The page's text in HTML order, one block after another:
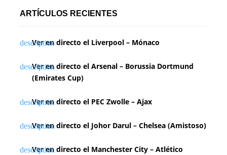
ARTÍCULOS RECIENTES
Ver en directo el Liverpool – Mónaco
Ver en directo el Arsenal – Borussia Dortmund
(Emirates Cup)
Ver en directo el PEC Zwolle – Ajax
Ver en directo el Johor Darul – Chelsea (Amistoso)
Ver en directo el Manchester City – Atlético